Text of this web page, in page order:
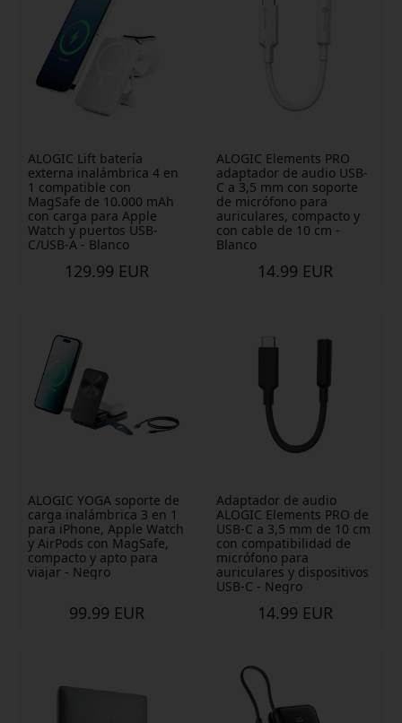
ALOGIC Lift batería
externa inalámbrica 4 en
1 compatible con
MagSafe de 10.000 mAh
con carga para Apple
Watch y puertos USB-
C/USB-A - Blanco
129.99 EUR
ALOGIC Elements PRO
adaptador de audio USB-
C a 3,5 mm con soporte
de micrófono para
auriculares, compacto y
con cable de 10 cm -
Blanco
14.99 EUR
ALOGIC YOGA soporte de
carga inalámbrica 3 en 1
para iPhone, Apple Watch
y AirPods con MagSafe,
compacto y apto para
viajar - Negro
99.99 EUR
Adaptador de audio
ALOGIC Elements PRO de
USB-C a 3,5 mm de 10 cm
con compatibilidad de
micrófono para
auriculares y dispositivos
USB-C - Negro
14.99 EUR